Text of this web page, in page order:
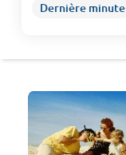
Dernière minute